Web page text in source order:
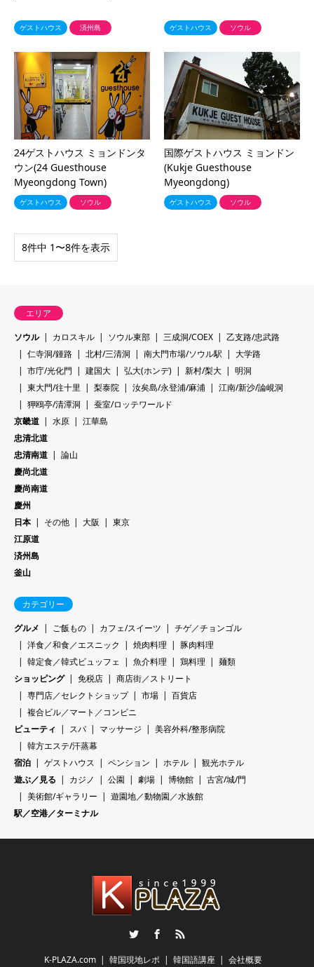
ゲストハウス 済州島 ゲストハウス ソウル
24ゲストハウス ミョンドンタ
ウン(24 Guesthouse
Myeongdong Town)
ゲストハウス ソウル
国際ゲストハウス ミョンドン
(Kukje Guesthouse
Myeongdong)
ゲストハウス ソウル
8件中 1〜8件を表示
エリア
ソウル
カロスキル ソウル東部 三成洞/COEX
乙支路/忠武路
仁寺洞/鍾路
北村/三清洞 南大門市場/ソウル駅
大学路
市庁/光化門
建国大 弘大(ホンデ) 新村/梨大
明洞
東大門/往十里
梨泰院 汝矣島/永登浦/麻浦
江南/新沙/論峴洞
狎鴎亭/清潭洞
蚕室/ロッテワールド
京畿道
水原
江華島
忠清北道
忠清南道
論山
慶尚北道
慶尚南道
慶州
日本
その他 大阪
東京
江原道
済州島
釜山
カテゴリー
グルメ
ご飯もの カフェ/スイーツ
チゲ／チョンゴル
洋食／和食／エスニック
焼肉料理
豚肉料理
韓定食／韓式ビュッフェ
魚介料理 鶏料理
麺類
ショッピング
免税店
商店街／ストリート
専門店／セレクトショップ
市場
百貨店
複合ビル／マート／コンビニ
ビューティ
スパ マッサージ
美容外科/整形病院
韓方エステ/汗蒸幕
宿泊
ゲストハウス ペンション ホテル
観光ホテル
遊ぶ／見る
カジノ 公園 劇場 博物館
古宮/城/門
美術館/ギャラリー
遊園地／動物園／水族館
駅／空港／ターミナル
K-PLAZA.com 韓国現地レポ 韓国語講座 会社概要